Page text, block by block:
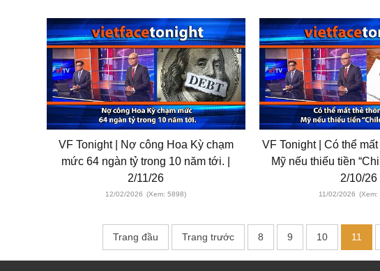
VF Tonight | Nợ công Hoa Kỳ chạm
mức 64 ngàn tỷ trong 10 năm tới. |
2/11/26
12/02/2026 (Xem: 5898)
VF Tonight | Có thể
Mỹ nếu thiếu tiền
2/10/26
11/02/2026 (Xem:
Trang đầu Trang trước 8 9 10 11